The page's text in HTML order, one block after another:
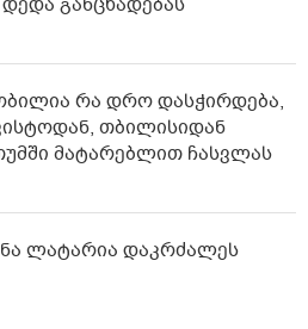
რა დრო დასჭირდება,
თბილისიდან
მატარებლით ჩასვლას
ლატარია დაკრძალეს